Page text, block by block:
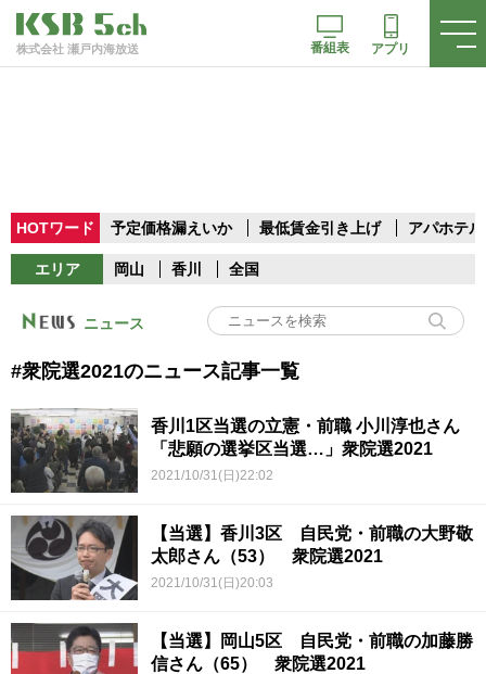
株式会社 瀬戸内海放送 番組表 アプリ
HOTワード 予定価格漏えいか 最低賃金引き上げ アパホテル
エリア 岡山 香川 全国
ニュース
#衆院選2021のニュース記事一覧
香川1区当選の立憲・前職 小川淳也さん
「悲願の選挙区当選…」衆院選2021
2021/10/31(日)22:02
【当選】香川3区 自民党・前職の大野敬
太郎さん（53） 衆院選2021
2021/10/31(日)20:03
【当選】岡山5区 自民党・前職の加藤勝
信さん（65） 衆院選2021